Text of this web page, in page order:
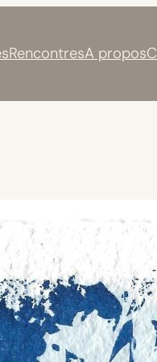
RencontresA propos